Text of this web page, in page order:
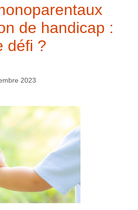
de handicap :
défi ?
2023